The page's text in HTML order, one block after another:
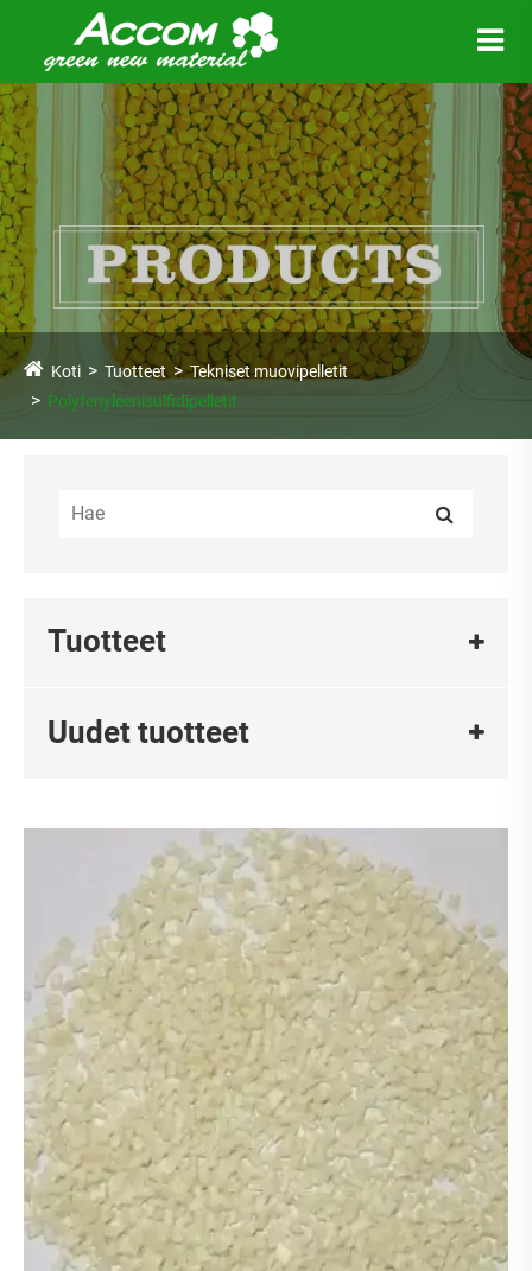
Koti Tuotteet
Tekniset muovipelletit
Polyfenyleenisulfidipelletit
Tuotteet
Uudet tuotteet